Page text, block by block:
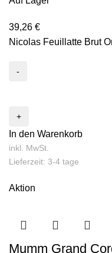
39,26 €
Nicolas Feuillatte Brut
In den Warenkorb
inkl. MwSt.
Lieferzeit: 3-4 tage
Aktion
Mumm Grand